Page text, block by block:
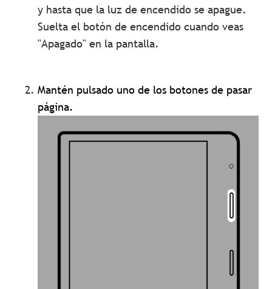
y hasta que la luz de encendido se apague.
Suelta el botón de encendido cuando veas
"Apagado" en la pantalla.
Mantén pulsado uno de los botones de pasar
página.